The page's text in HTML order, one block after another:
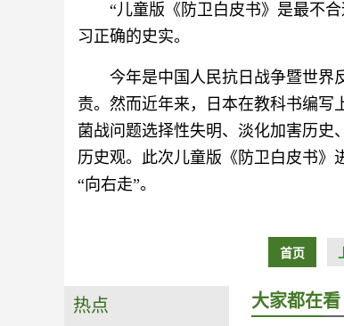
“儿童版《防卫白皮书》是最不
习正确的史实。
今年是中国人民抗日战争暨世界
责。然而近年来，日本在教科书编写
菌战问题选择性失明、淡化加害历
历史观。此次儿童版《防卫白皮书》
“向右走”。
首页
热点 大家都在看